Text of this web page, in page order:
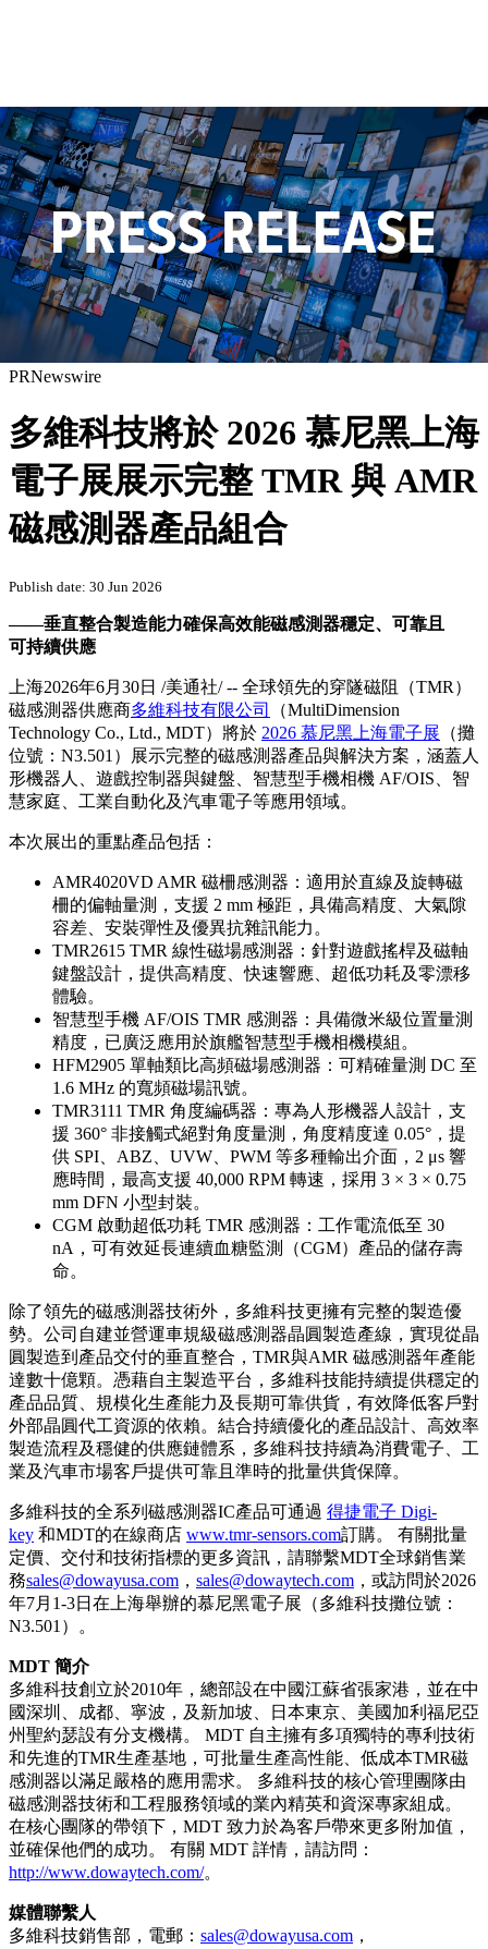
PRNewswire
多維科技將於 2026 慕尼黑上海
電子展展示完整 TMR 與 AMR
磁感測器產品組合
Publish date: 30 Jun 2026
——垂直整合製造能力確保高效能磁感測器穩定、可靠且
可持續供應
上海2026年6月30日 /美通社/ -- 全球領先的穿隧磁阻（TMR）
磁感測器供應商多維科技有限公司
（MultiDimension
Technology Co., Ltd., MDT）將於 2026 慕尼黑上海電子展 （攤
位號：N3.501）展示完整的磁感測器產品與解決方案，涵蓋人
形機器人、遊戲控制器與鍵盤、智慧型手機相機 AF/OIS、智
慧家庭、工業自動化及汽車電子等應用領域。
本次展出的重點產品包括：
AMR4020VD AMR 磁柵感測器：適用於直線及旋轉磁
柵的偏軸量測，支援 2 mm 極距，具備高精度、大氣隙
容差、安裝彈性及優異抗雜訊能力。
TMR2615 TMR 線性磁場感測器：針對遊戲搖桿及磁軸
鍵盤設計，提供高精度、快速響應、超低功耗及零漂移
體驗。
智慧型手機 AF/OIS TMR 感測器：具備微米級位置量測
精度，已廣泛應用於旗艦智慧型手機相機模組。
HFM2905 單軸類比高頻磁場感測器：可精確量測 DC 至
1.6 MHz 的寬頻磁場訊號。
TMR3111 TMR 角度編碼器：專為人形機器人設計，支
援 360° 非接觸式絕對角度量測，角度精度達 0.05°，提
供 SPI、ABZ、UVW、PWM 等多種輸出介面，2 μs 響
應時間，最高支援 40,000 RPM 轉速，採用 3 × 3 × 0.75
mm DFN 小型封裝。
CGM 啟動超低功耗 TMR 感測器：工作電流低至 30
nA，可有效延長連續血糖監測（CGM）產品的儲存壽
命。
除了領先的磁感測器技術外，多維科技更擁有完整的製造優
勢。公司自建並營運車規級磁感測器晶圓製造產線，實現從晶
圓製造到產品交付的垂直整合，TMR與AMR 磁感測器年產能
達數十億顆。憑藉自主製造平台，多維科技能持續提供穩定的
產品品質、規模化生產能力及長期可靠供貨，有效降低客戶對
外部晶圓代工資源的依賴。結合持續優化的產品設計、高效率
製造流程及穩健的供應鏈體系，多維科技持續為消費電子、工
業及汽車市場客戶提供可靠且準時的批量供貨保障。
多維科技的全系列磁感測器IC產品可通過 得捷電子 Digi-
key 和MDT的在線商店 www.tmr-sensors.com訂購。 有關批量
定價、交付和技術指標的更多資訊，請聯繫MDT全球銷售業
務sales@dowayusa.com ， sales@dowaytech.com ，或訪問於2026
年7月1-3日在上海舉辦的慕尼黑電子展（多維科技攤位號：
N3.501）。
MDT 簡介
多維科技創立於2010年，總部設在中國江蘇省張家港，並在中
國深圳、成都、寧波，及新加坡、日本東京、美國加利福尼亞
州聖約瑟設有分支機構。 MDT 自主擁有多項獨特的專利技術
和先進的TMR生產基地，可批量生產高性能、低成本TMR磁
感測器以滿足嚴格的應用需求。 多維科技的核心管理團隊由
磁感測器技術和工程服務領域的業內精英和資深專家組成。
在核心團隊的帶領下，MDT 致力於為客戶帶來更多附加值，
並確保他們的成功。 有關 MDT 詳情，請訪問：
http://www.dowaytech.com/。
媒體聯繫人
多維科技銷售部，電郵： sales@dowayusa.com ，